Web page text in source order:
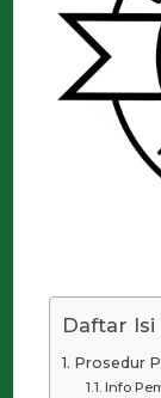
Daftar Isi
Prosedur
Info